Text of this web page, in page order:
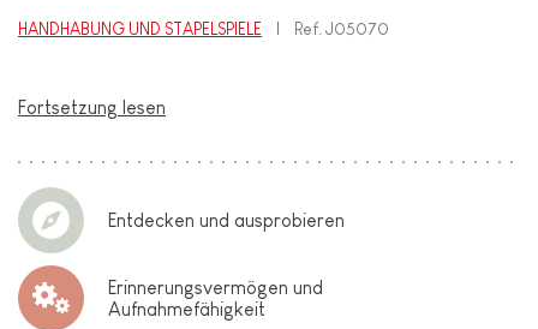
HANDHABUNG UND STAPELSPIELE Ref.J05070
Fortsetzung lesen
Entdecken und ausprobieren
Erinnerungsvermögen und
Aufnahmefähigkeit